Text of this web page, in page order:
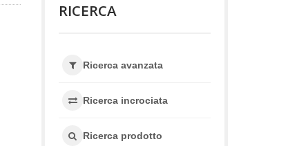
RICERCA
Ricerca avanzata
Ricerca incrociata
Ricerca prodotto